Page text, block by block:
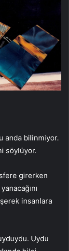
anda bilinmiyor.
söylüyor.
girerken
insanlara
Uydu